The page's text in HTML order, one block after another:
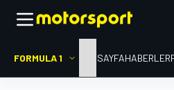
FORMULA 1 ANA SAYFAHABERLER